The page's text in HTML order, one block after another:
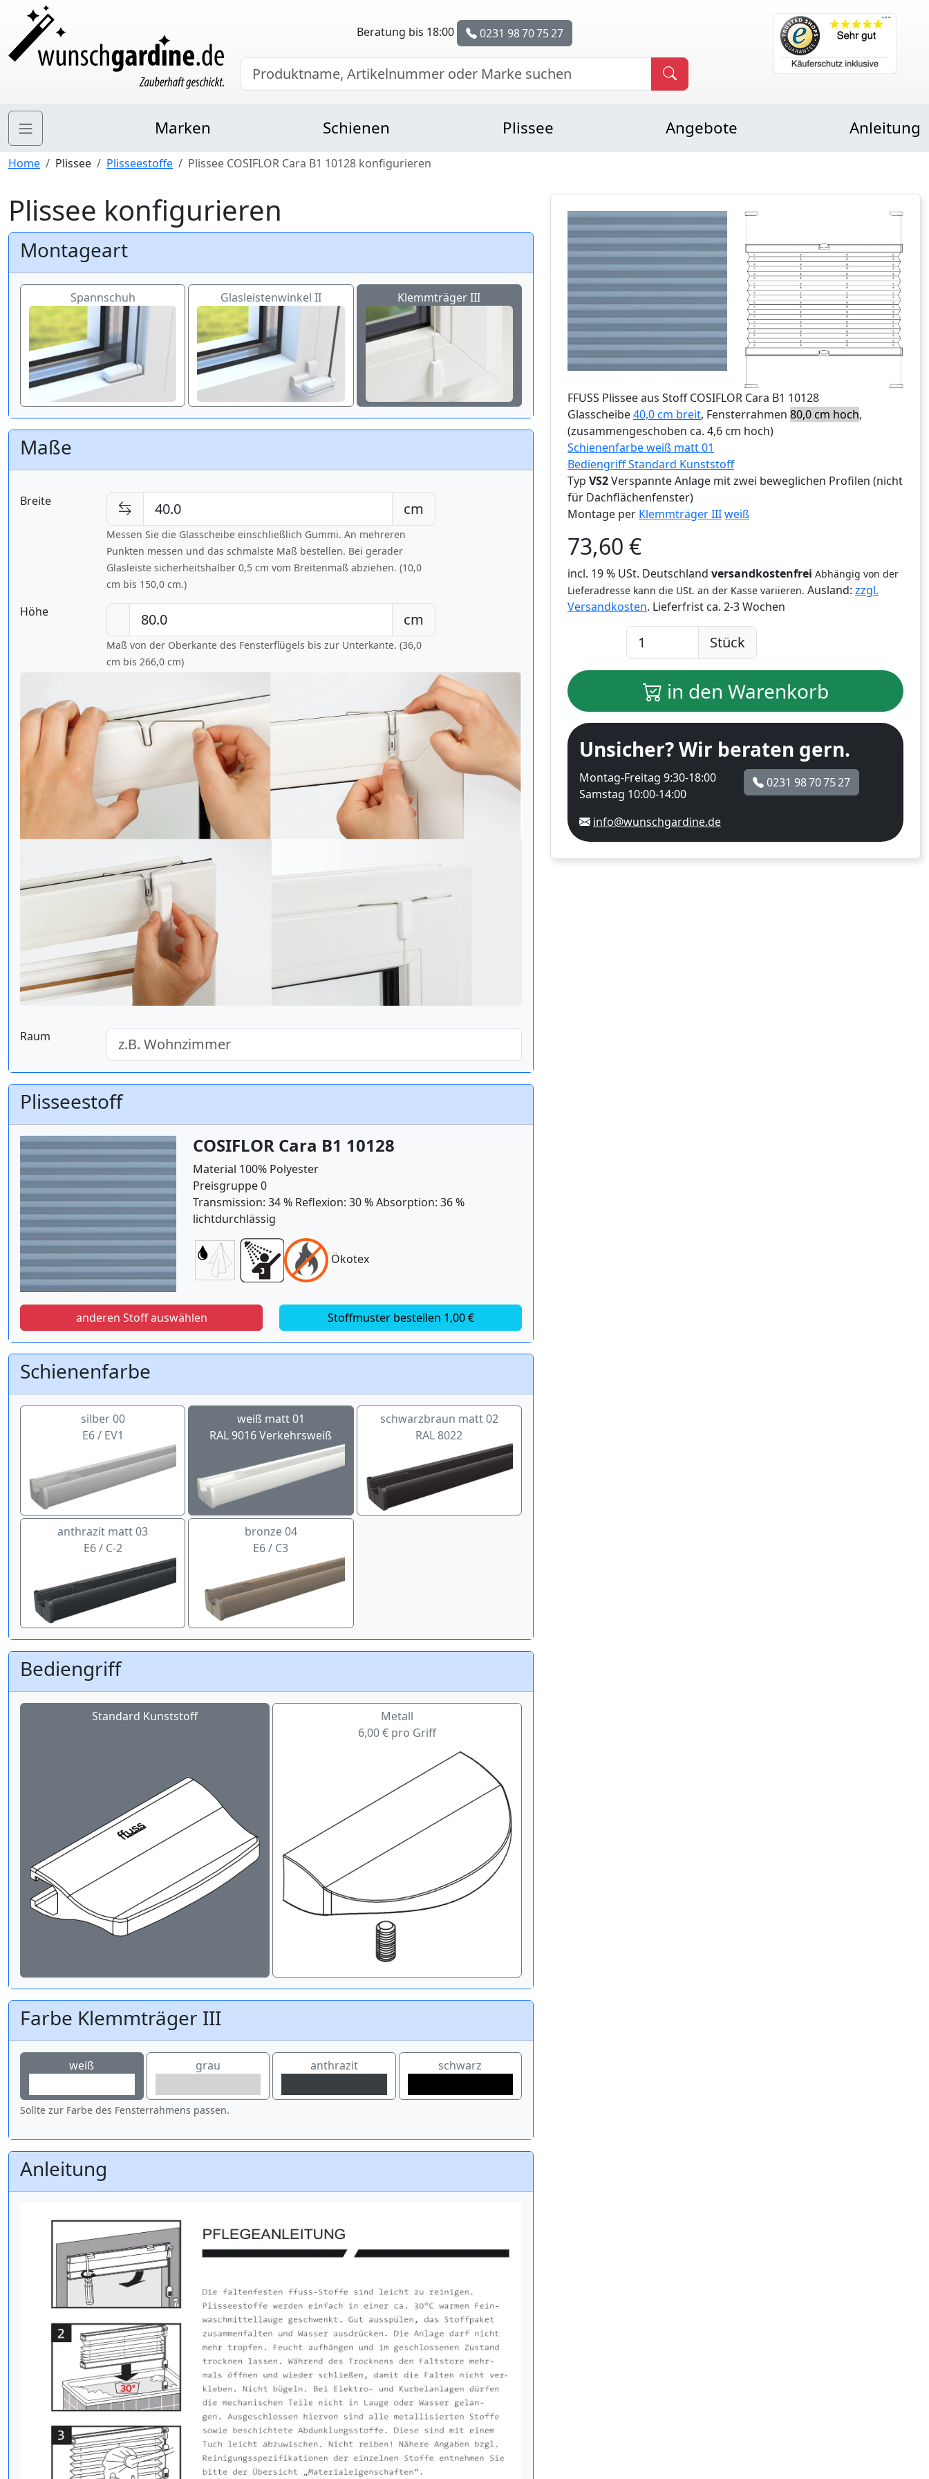
Beratung bis 18:00 0231 98 70 75 27
Marken Schienen Plissee Angebote Anleitung
Home Plissee Plisseestoffe Plissee COSIFLOR Cara B1 10128 konfigurieren
Plissee konfigurieren
Montageart
Spannschuh Glasleistenwinkel II Klemmträger III
Maße
Breite cm
Messen Sie die Glasscheibe einschließlich Gummi. An mehreren
Punkten messen und das schmalste Maß bestellen. Bei gerader
Glasleiste sicherheitshalber 0,5 cm vom Breitenmaß abziehen. (10,0
cm bis 150,0 cm.)
Höhe cm
Maß von der Oberkante des Fensterflügels bis zur Unterkante. (36,0
cm bis 266,0 cm)
Raum
Plisseestoff
COSIFLOR Cara B1 10128
Material 100% Polyester
Preisgruppe 0
Transmission: 34 % Reflexion: 30 % Absorption: 36 %
lichtdurchlässig
Ökotex
anderen Stoff auswählen Stoffmuster bestellen 1,00 €
Schienenfarbe
silber 00
E6 / EV1
weiß matt 01
RAL 9016 Verkehrsweiß
schwarzbraun matt 02
RAL 8022
anthrazit matt 03
E6 / C-2
bronze 04
E6 / C3
Bediengriff
Standard Kunststoff
Metall
6,00 € pro Griff
Farbe Klemmträger III
weiß grau anthrazit schwarz
Sollte zur Farbe des Fensterrahmens passen.
Anleitung
FFUSS Plissee aus Stoff COSIFLOR Cara B1 10128
Glasscheibe40,0 cm breit, Fensterrahmen 80,0 cm hoch,
(zusammengeschoben ca. 4,6 cm hoch)
Schienenfarbe weiß matt 01
Bediengriff Standard Kunststoff
Typ VS2Verspannte Anlage mit zwei beweglichen Profilen (nicht
für Dachflächenfenster)
Montage per Klemmträger IIIweiß
73,60 €
incl. 19 % USt. Deutschland versandkostenfrei Abhängig von der
Lieferadresse kann die USt. an der Kasse variieren. Ausland: zzgl.
Versandkosten. Lieferfrist ca. 2-3 Wochen
Stück
in den Warenkorb
Unsicher? Wir beraten gern.
Montag-Freitag 9:30-18:00
Samstag 10:00-14:00
0231 98 70 75 27
info@wunschgardine.de